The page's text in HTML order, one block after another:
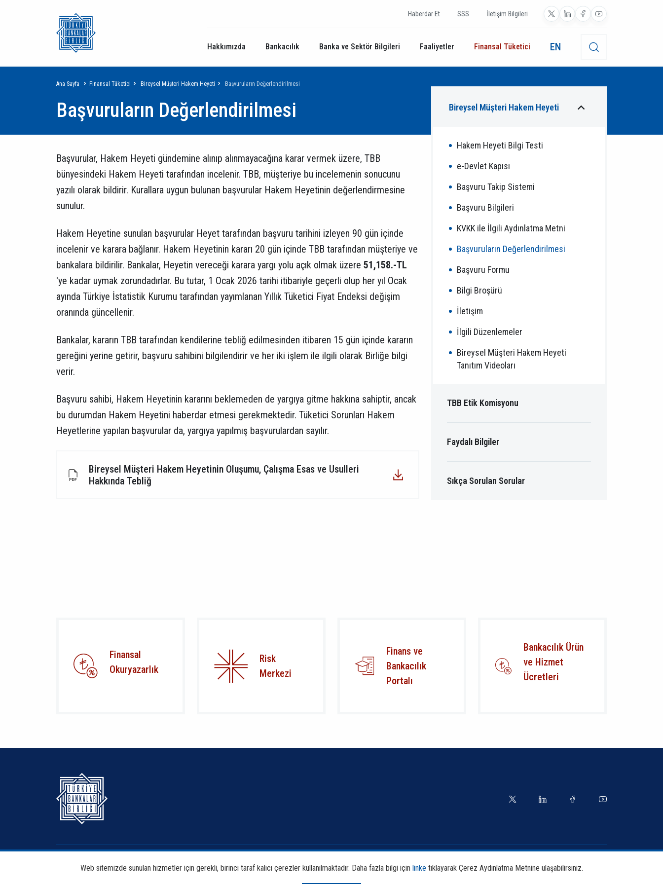
Haberdar Et SSS İletişim Bilgileri
Hakkımızda Bankacılık Banka ve Sektör Bilgileri Faaliyetler Finansal Tüketici EN
Sayfa
yolu
Ana Sayfa Finansal Tüketici Bireysel Müşteri Hakem Heyeti Başvuruların Değerlendirilmesi
Başvuruların Değerlendirilmesi
Başvurular, Hakem Heyeti gündemine alınıp alınmayacağına karar vermek üzere, TBB
bünyesindeki Hakem Heyeti tarafından incelenir. TBB, müşteriye bu incelemenin sonucunu
yazılı olarak bildirir. Kurallara uygun bulunan başvurular Hakem Heyetinin değerlendirmesine
sunulur.
Hakem Heyetine sunulan başvurular Heyet tarafından başvuru tarihini izleyen 90 gün içinde
incelenir ve karara bağlanır. Hakem Heyetinin kararı 20 gün içinde TBB tarafından müşteriye ve
bankalara bildirilir. Bankalar, Heyetin vereceği karara yargı yolu açık olmak üzere 51,158.-TL
'ye kadar uymak zorundadırlar. Bu tutar, 1 Ocak 2026 tarihi itibariyle geçerli olup her yıl Ocak
ayında Türkiye İstatistik Kurumu tarafından yayımlanan Yıllık Tüketici Fiyat Endeksi değişim
oranında güncellenir.
Bankalar, kararın TBB tarafından kendilerine tebliğ edilmesinden itibaren 15 gün içinde kararın
gereğini yerine getirir, başvuru sahibini bilgilendirir ve her iki işlem ile ilgili olarak Birliğe bilgi
verir.
Başvuru sahibi, Hakem Heyetinin kararını beklemeden de yargıya gitme hakkına sahiptir, ancak
bu durumdan Hakem Heyetini haberdar etmesi gerekmektedir. Tüketici Sorunları Hakem
Heyetlerine yapılan başvurular da, yargıya yapılmış başvurulardan sayılır.
Bireysel Müşteri Hakem Heyetinin Oluşumu, Çalışma Esas ve Usulleri
Hakkında Tebliğ
Bireysel Müşteri Hakem Heyeti
Hakem Heyeti Bilgi Testi
e-Devlet Kapısı
Başvuru Takip Sistemi
Başvuru Bilgileri
KVKK ile İlgili Aydınlatma Metni
Başvuruların Değerlendirilmesi
Başvuru Formu
Bilgi Broşürü
İletişim
İlgili Düzenlemeler
Bireysel Müşteri Hakem Heyeti
Tanıtım Videoları
TBB Etik Komisyonu
Faydalı Bilgiler
Sıkça Sorulan Sorular
Finansal
Okuryazarlık
Risk
Merkezi
Finans ve
Bankacılık
Portalı
Bankacılık Ürün
ve Hizmet
Ücretleri
Hakkımızda Bankacılık Banka ve Sektör Bilgileri Faaliyetler Kılavuzlar
Web sitemizde sunulan hizmetler için gerekli, birinci taraf kalıcı çerezler kullanılmaktadır. Daha fazla bilgi için linke tıklayarak Çerez Aydınlatma Metnine ulaşabilirsiniz.